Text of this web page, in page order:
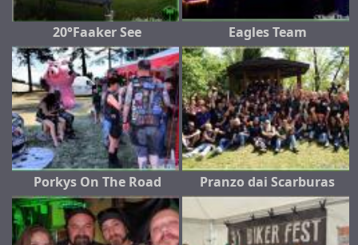
20°Faaker See Eagles Team
Porkys On The Road Pranzo dai Scarburas